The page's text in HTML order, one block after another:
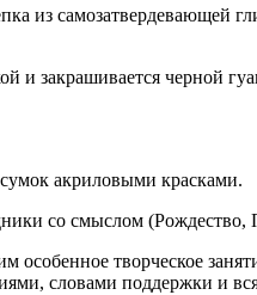
из самозатвердевающей
и закрашивается черной
акриловыми красками.
со смыслом (Рождество,
творческое
словами поддержки и